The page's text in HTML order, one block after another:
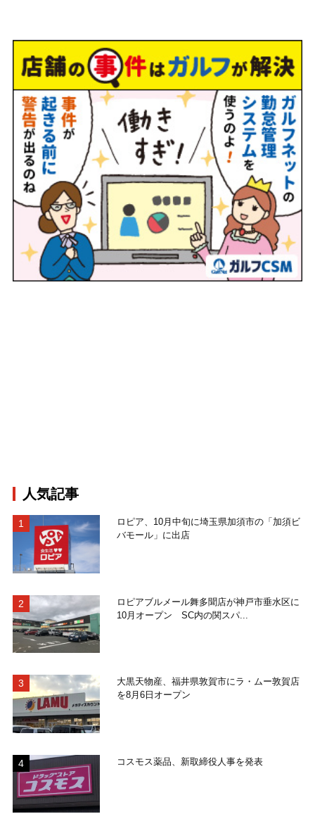
人気記事
ロピア、10月中旬に埼玉県加須市の「加須ビ
バモール」に出店
ロピアブルメール舞多聞店が神戸市垂水区に
10月オープン SC内の関スパ...
大黒天物産、福井県敦賀市にラ・ムー敦賀店
を8月6日オープン
コスモス薬品、新取締役人事を発表